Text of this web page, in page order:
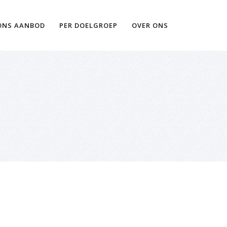
AANBOD PER DOELGROEP OVER ONS